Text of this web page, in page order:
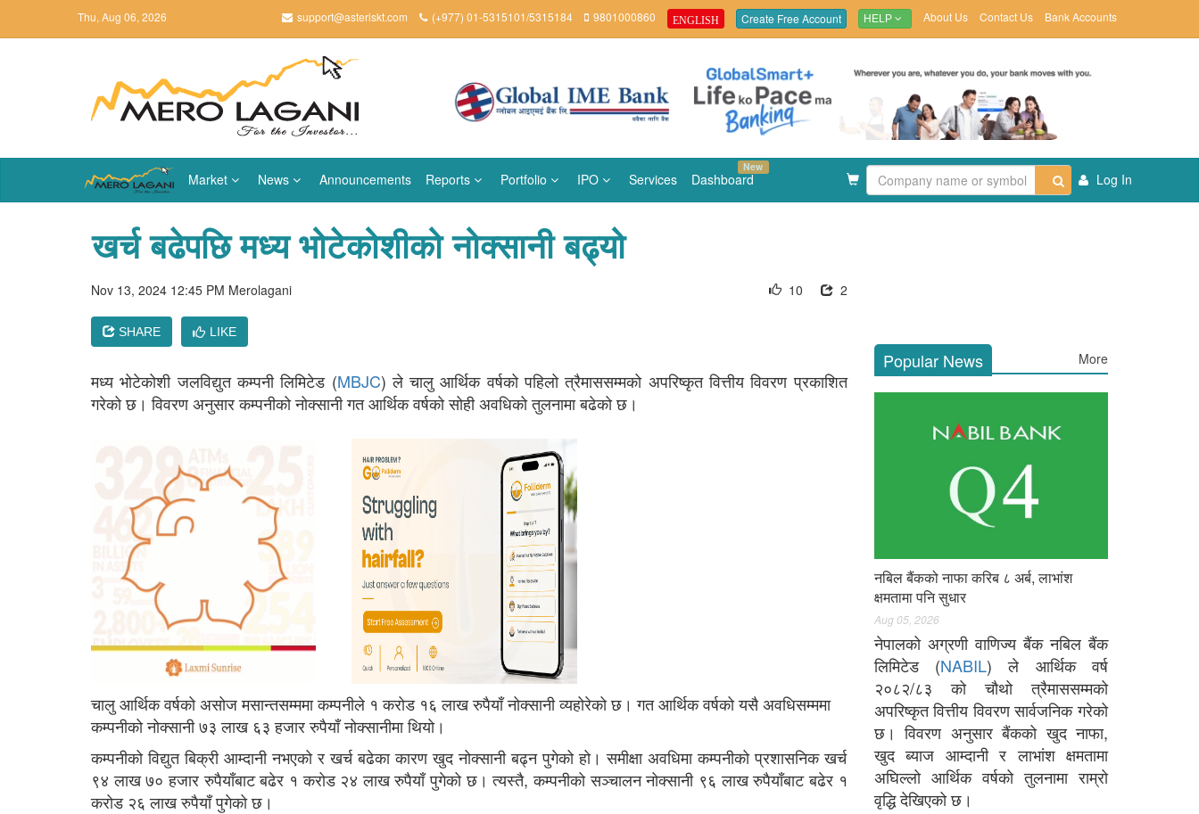
Thu, Aug 06, 2026 support@asteriskt.com (+977) 01-5315101/5315184 9801000860 ENGLISH Create Free Account HELP About Us Contact Us Bank Accounts
Market News Announcements Reports Portfolio IPO Services Dashboard
New
Log In
खर्च बढेपछि मध्य भोटेकोशीको नोक्सानी बढ्यो
Nov 13, 2024 12:45 PM Merolagani 2
10
SHARE LIKE
मध्य भोटेकोशी जलविद्युत कम्पनी लिमिटेड (MBJC) ले चालु आर्थिक वर्षको पहिलो त्रैमाससम्मको अपरिष्कृत वित्तीय विवरण प्रकाशित
गरेको छ। विवरण अनुसार कम्पनीको नोक्सानी गत आर्थिक वर्षको सोही अवधिको तुलनामा बढेको छ।
चालु आर्थिक वर्षको असोज मसान्तसम्ममा कम्पनीले १ करोड १६ लाख रुपैयाँ नोक्सानी व्यहोरेको छ। गत आर्थिक वर्षको यसै अवधिसम्ममा
कम्पनीको नोक्सानी ७३ लाख ६३ हजार रुपैयाँ नोक्सानीमा थियो।
कम्पनीको विद्युत बिक्री आम्दानी नभएको र खर्च बढेका कारण खुद नोक्सानी बढ्न पुगेको हो। समीक्षा अवधिमा कम्पनीको प्रशासनिक खर्च
९४ लाख ७० हजार रुपैयाँबाट बढेर १ करोड २४ लाख रुपैयाँ पुगेको छ। त्यस्तै, कम्पनीको सञ्चालन नोक्सानी ९६ लाख रुपैयाँबाट बढेर १
करोड २६ लाख रुपैयाँ पुगेको छ।
Popular News More
नबिल बैंकको नाफा करिब ८ अर्ब, लाभांश
क्षमतामा पनि सुधार
Aug 05, 2026
नेपालको अग्रणी वाणिज्य बैंक नबिल बैंक
लिमिटेड (NABIL) ले आर्थिक वर्ष
२०८२/८३ को चौथो त्रैमाससम्मको
अपरिष्कृत वित्तीय विवरण सार्वजनिक गरेको
छ। विवरण अनुसार बैंकको खुद नाफा,
खुद ब्याज आम्दानी र लाभांश क्षमतामा
अघिल्लो आर्थिक वर्षको तुलनामा राम्रो
वृद्धि देखिएको छ।